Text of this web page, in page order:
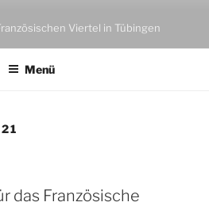
Viertel in Tübingen
Menü
das Französische